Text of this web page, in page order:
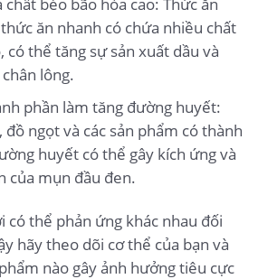
ăn nhanh có chứa nhiều chất
có thể tăng sự sản xuất dầu và
lông.
phần làm tăng đường huyết:
đồ ngọt và các sản phẩm có thành
huyết có thể gây kích ứng và
của mụn đầu đen.
có thể phản ứng khác nhau đối
hãy theo dõi cơ thể của bạn và
nào gây ảnh hưởng tiêu cực